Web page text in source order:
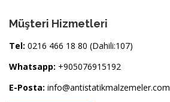
Müşteri Hizmetleri
Tel: 0216 466 18 80 (Dahili:107)
Whatsapp: +905076915192
E-Posta: info@antistatikmalzemeler.com